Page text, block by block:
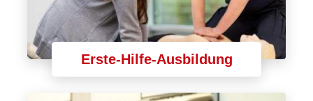
Erste-Hilfe-Ausbildung